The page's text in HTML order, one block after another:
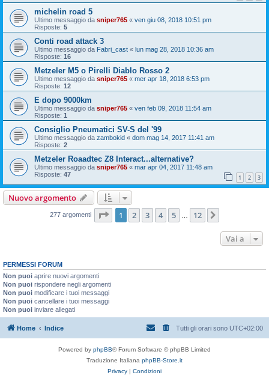
michelin road 5
Ultimo messaggio da sniper765 « ven giu 08, 2018 10:51 pm
Risposte: 5
Conti road attack 3
Ultimo messaggio da Fabri_cast « lun mag 28, 2018 10:36 am
Risposte: 16
Metzeler M5 o Pirelli Diablo Rosso 2
Ultimo messaggio da sniper765 « mer apr 18, 2018 6:53 pm
Risposte: 12
E dopo 9000km
Ultimo messaggio da sniper765 « ven feb 09, 2018 11:54 am
Risposte: 1
Consiglio Pneumatici SV-S del '99
Ultimo messaggio da zambokid « dom mag 14, 2017 11:41 am
Risposte: 2
Metzeler Roaadtec Z8 Interact...alternative?
Ultimo messaggio da sniper765 « mar apr 04, 2017 11:48 am
Risposte: 47 1 2 3
Nuovo argomento
277 argomenti Pagina di 12
1 2 3 4 5 12
Vai a
PERMESSI FORUM
Non puoi aprire nuovi argomenti
Non puoi rispondere negli argomenti
Non puoi modificare i tuoi messaggi
Non puoi cancellare i tuoi messaggi
Non puoi inviare allegati
Home Indice Tutti gli orari sono UTC+02:00
Powered by phpBB® Forum Software © phpBB Limited
Traduzione Italiana phpBB-Store.it
Privacy | Condizioni